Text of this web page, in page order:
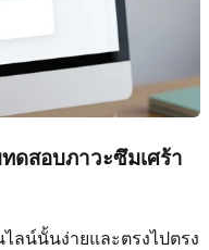
ดสอบภาวะซึมเศร้า
ลน์นั้นง่ายและตรงไปตรง